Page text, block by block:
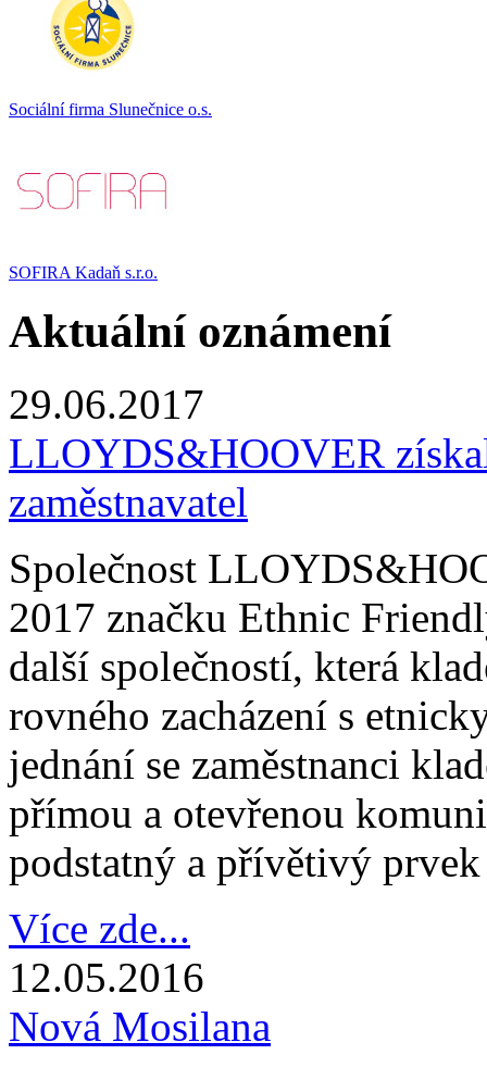
Sociální firma Slunečnice o.s.
SOFIRA Kadaň s.r.o.
Aktuální oznámení
29.06.2017
LLOYDS&HOOVER
zaměstnavatel
Společnost
2017 značku Ethnic
další společností, která
rovného zacházení s
jednání se zaměstnanci
přímou a otevřenou
podstatný a přívětivý
Více zde...
12.05.2016
Nová Mosilana